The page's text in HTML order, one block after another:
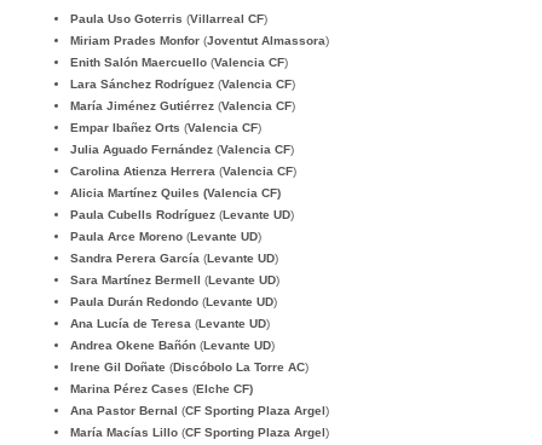
Paula Uso Goterris (Villarreal CF)
Miriam Prades Monfor (Joventut Almassora)
Enith Salón Maercuello(Valencia CF)
Lara Sánchez Rodríguez(Valencia CF)
María Jiménez Gutiérrez(Valencia CF)
Empar Ibañez Orts (Valencia CF)
Julia Aguado Fernández (Valencia CF)
Carolina Atienza Herrera (Valencia CF)
Alicia Martínez Quiles (Valencia CF)
Paula Cubells Rodríguez(Levante UD)
Paula Arce Moreno(Levante UD)
Sandra Perera García (Levante UD)
Sara Martínez Bermell (Levante UD)
Paula Durán Redondo(Levante UD)
Ana Lucía de Teresa (Levante UD)
Andrea Okene Bañón (Levante UD)
Irene Gil Doñate(Discóbolo La Torre AC)
Marina Pérez Cases (Elche CF)
Ana Pastor Bernal (CF Sporting Plaza Argel)
María Macías Lillo(CF Sporting Plaza Argel)